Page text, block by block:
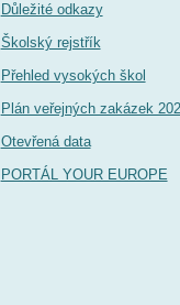
Důležité odkazy
Školský rejstřík
Přehled vysokých škol
Plán veřejných zakázek
Otevřená data
PORTÁL YOUR EUROPE